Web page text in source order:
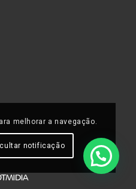
melhorar a navegação.
notificação